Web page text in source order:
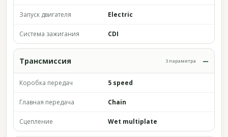
Запуск двигателя Electric
Система зажигания CDI
Трансмиссия 3 параметра
Коробка передач 5 speed
Главная передача Chain
Сцепление Wet multiplate